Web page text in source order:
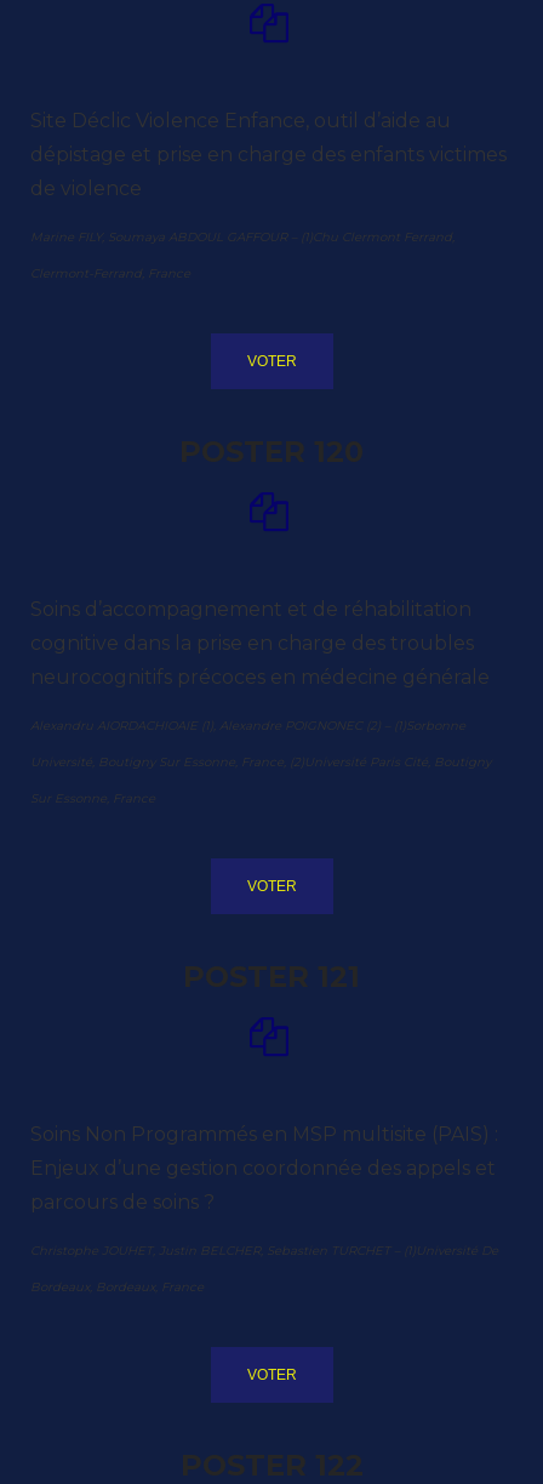
Site Déclic Violence Enfance, outil d’aide au
dépistage et prise en charge des enfants victimes
de violence
Marine FILY, Soumaya ABDOUL GAFFOUR – (1)Chu Clermont Ferrand,
Clermont-Ferrand, France
VOTER
POSTER 120
Soins d’accompagnement et de réhabilitation
cognitive dans la prise en charge des troubles
neurocognitifs précoces en médecine générale
Alexandru AIORDACHIOAIE (1), Alexandre POIGNONEC (2) – (1)Sorbonne
Université, Boutigny Sur Essonne, France, (2)Université Paris Cité, Boutigny
Sur Essonne, France
VOTER
POSTER 121
Soins Non Programmés en MSP multisite (PAIS) :
Enjeux d’une gestion coordonnée des appels et
parcours de soins ?
Christophe JOUHET, Justin BELCHER, Sebastien TURCHET – (1)Université De
Bordeaux, Bordeaux, France
VOTER
POSTER 122